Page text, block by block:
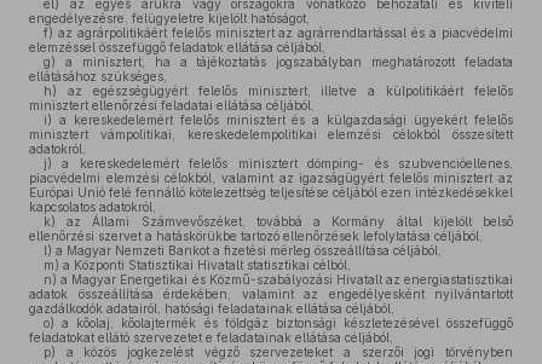
el) az egyes árukra vagy országokra vonatkozó behozatali és kiviteli
engedélyezésre, felügyeletre kijelölt hatóságot,
f) az agrárpolitikáért felelős minisztert az agrárrendtartással és a piacvédelmi
elemzéssel összefüggő feladatok ellátása céljából,
g) a minisztert, ha a tájékoztatás jogszabályban meghatározott feladata
ellátásához szükséges,
h) az egészségügyért felelős minisztert, illetve a külpolitikáért felelős
minisztert ellenőrzési feladatai ellátása céljából,
i) a kereskedelemért felelős minisztert és a külgazdasági ügyekért felelős
minisztert vámpolitikai, kereskedelempolitikai elemzési célokból összesített
adatokról,
j) a kereskedelemért felelős minisztert dömping- és szubvencióellenes,
piacvédelmi elemzési célokból, valamint az igazságügyért felelős minisztert az
Európai Unió felé fennálló kötelezettség teljesítése céljából ezen intézkedésekkel
kapcsolatos adatokról,
k) az Állami Számvevőszéket, továbbá a Kormány által kijelölt belső
ellenőrzési szervet a hatáskörükbe tartozó ellenőrzések lefolytatása céljából,
l) a Magyar Nemzeti Bankot a fizetési mérleg összeállítása céljából,
m) a Központi Statisztikai Hivatalt statisztikai célból,
n) a Magyar Energetikai és Közmű-szabályozási Hivatalt az energiastatisztikai
adatok összeállítása érdekében, valamint az engedélyesként nyilvántartott
gazdálkodók adatairól, hatósági feladatainak ellátása céljából,
o) a kőolaj, kőolajtermék és földgáz biztonsági készletezésével összefüggő
feladatokat ellátó szervezetet e feladatainak ellátása céljából,
p) a közös jogkezelést végző szervezeteket a szerzői jogi törvényben